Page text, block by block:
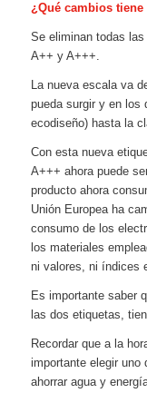
¿Qué cambios
Se eliminan todas
A++ y A+++.
La nueva escala va
pueda surgir y en los
ecodiseño) hasta la
Con esta nueva
A+++ ahora puede
producto ahora
Unión Europea ha
consumo de los
los materiales
ni valores, ni índices
Es importante saber
las dos etiquetas,
Recordar que a la
importante elegir uno
ahorrar agua y